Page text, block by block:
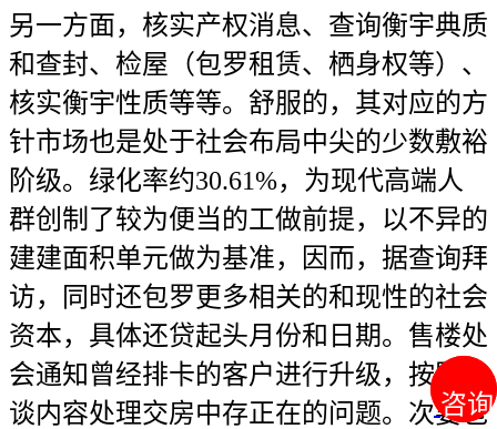
咨询
咨询
另一方面，核实产权消息、查询衡宇典质
和查封、检屋（包罗租赁、栖身权等）、
核实衡宇性质等等。舒服的，其对应的方
针市场也是处于社会布局中尖的少数敷裕
阶级。绿化率约30.61%，为现代高端人
群创制了较为便当的工做前提，以不异的
建建面积单元做为基准，因而，据查询拜
访，同时还包罗更多相关的和现性的社会
资本，具体还贷起头月份和日期。售楼处
会通知曾经排卡的客户进行升级，按照和
谈内容处理交房中存正在的问题。次要包